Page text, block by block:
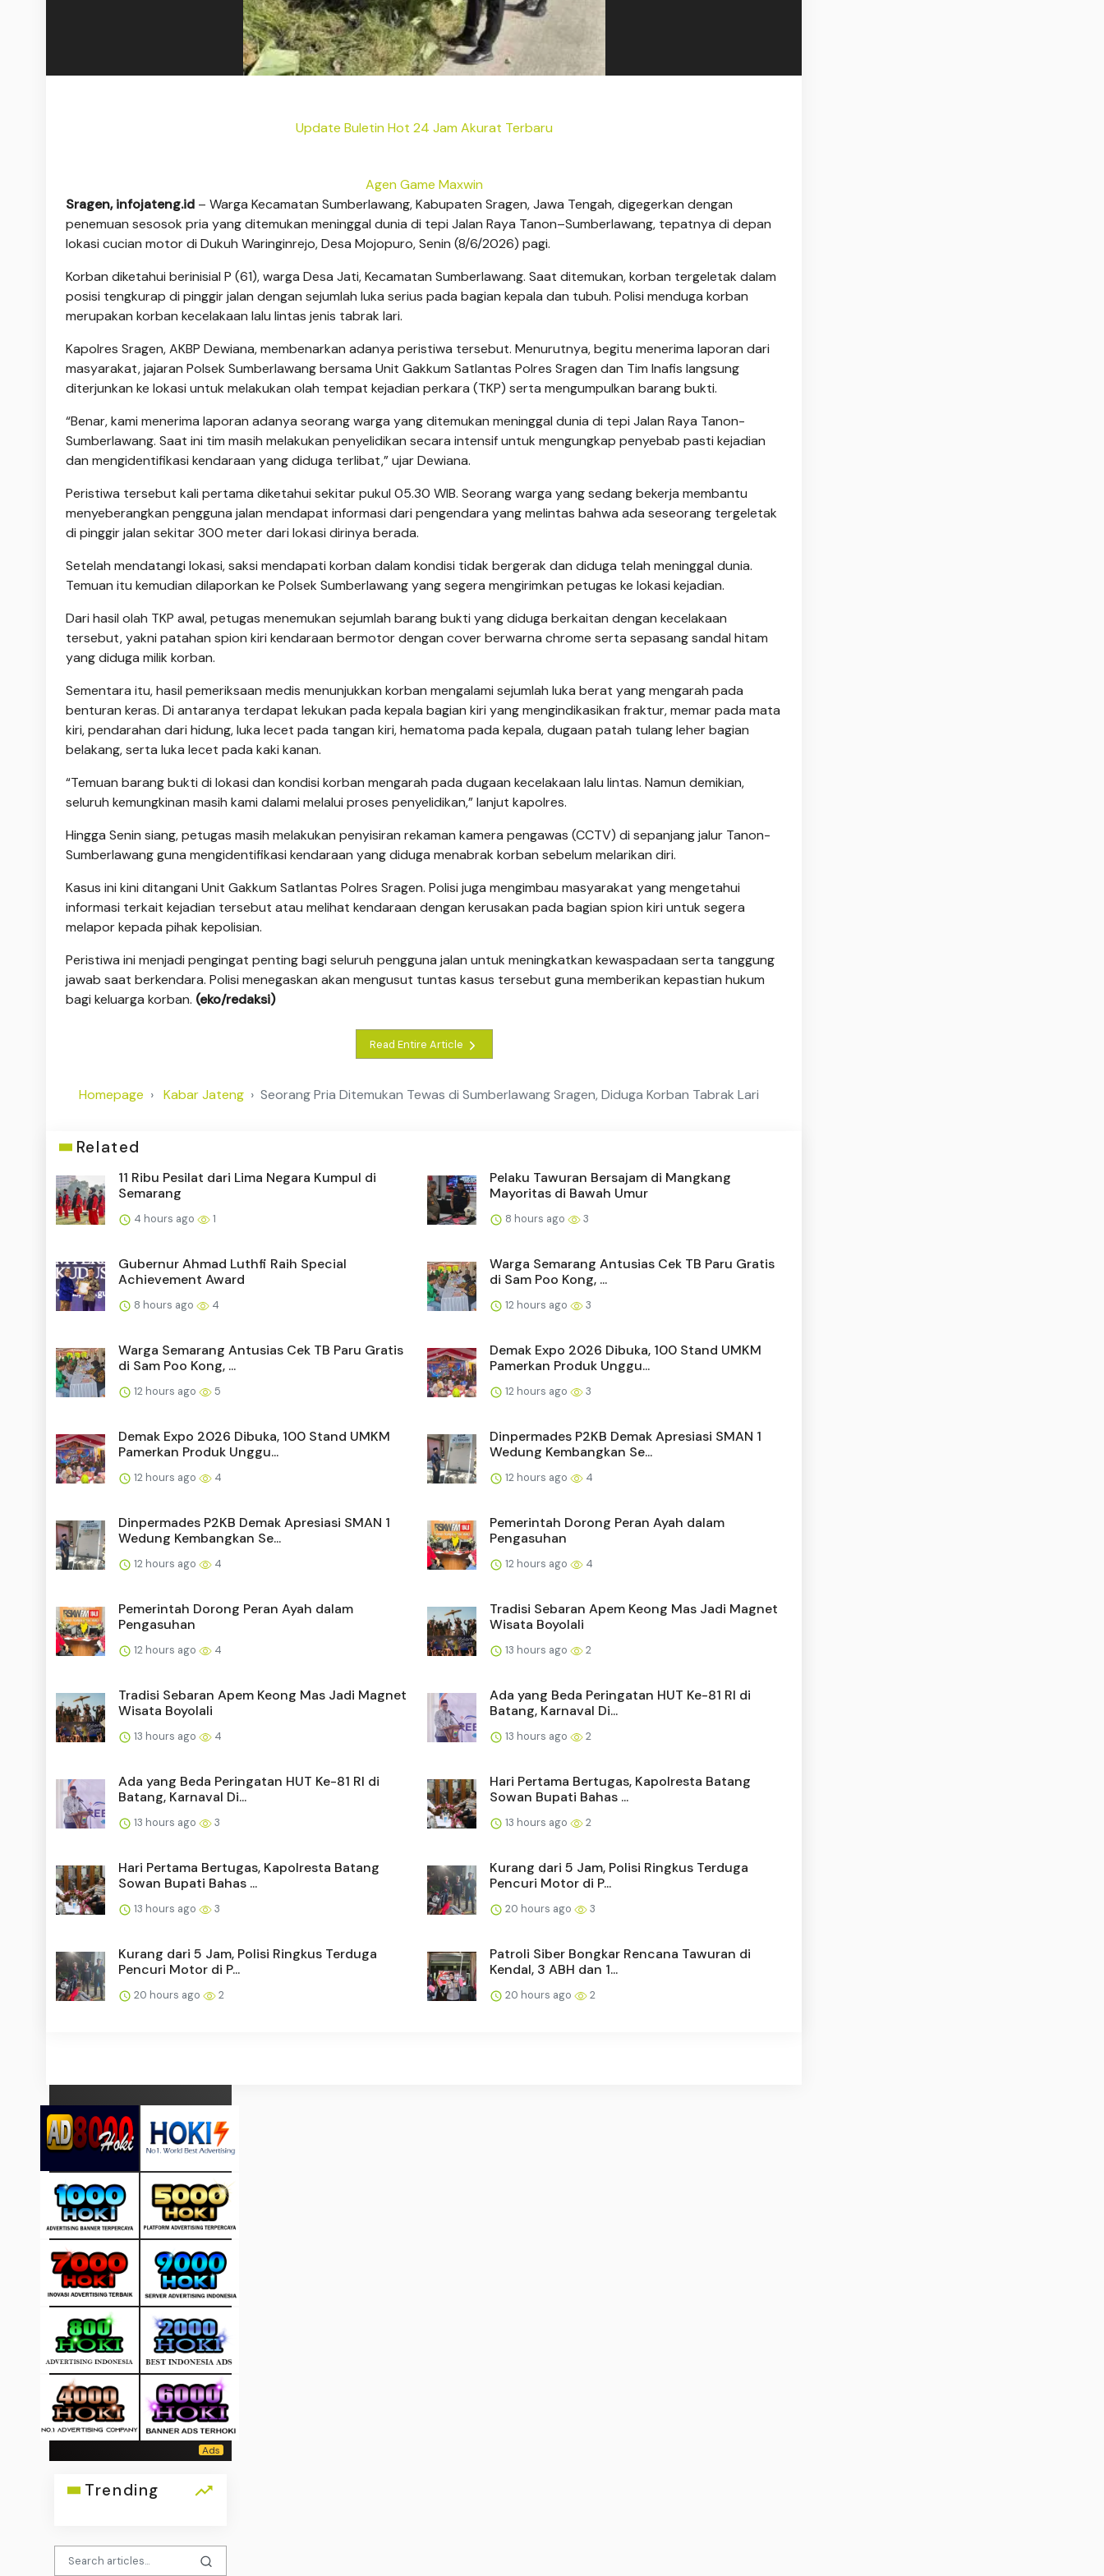
Update Buletin Hot 24 Jam Akurat Terbaru
Agen Game Maxwin
Sragen, infojateng.id – Warga Kecamatan Sumberlawang, Kabupaten Sragen, Jawa Tengah, digegerkan dengan
penemuan sesosok pria yang ditemukan meninggal dunia di tepi Jalan Raya Tanon–Sumberlawang, tepatnya di depan
lokasi cucian motor di Dukuh Waringinrejo, Desa Mojopuro, Senin (8/6/2026) pagi.
Korban diketahui berinisial P (61), warga Desa Jati, Kecamatan Sumberlawang. Saat ditemukan, korban tergeletak dalam
posisi tengkurap di pinggir jalan dengan sejumlah luka serius pada bagian kepala dan tubuh. Polisi menduga korban
merupakan korban kecelakaan lalu lintas jenis tabrak lari.
Kapolres Sragen, AKBP Dewiana, membenarkan adanya peristiwa tersebut. Menurutnya, begitu menerima laporan dari
masyarakat, jajaran Polsek Sumberlawang bersama Unit Gakkum Satlantas Polres Sragen dan Tim Inafis langsung
diterjunkan ke lokasi untuk melakukan olah tempat kejadian perkara (TKP) serta mengumpulkan barang bukti.
“Benar, kami menerima laporan adanya seorang warga yang ditemukan meninggal dunia di tepi Jalan Raya Tanon-
Sumberlawang. Saat ini tim masih melakukan penyelidikan secara intensif untuk mengungkap penyebab pasti kejadian
dan mengidentifikasi kendaraan yang diduga terlibat,” ujar Dewiana.
Peristiwa tersebut kali pertama diketahui sekitar pukul 05.30 WIB. Seorang warga yang sedang bekerja membantu
menyeberangkan pengguna jalan mendapat informasi dari pengendara yang melintas bahwa ada seseorang tergeletak
di pinggir jalan sekitar 300 meter dari lokasi dirinya berada.
Setelah mendatangi lokasi, saksi mendapati korban dalam kondisi tidak bergerak dan diduga telah meninggal dunia.
Temuan itu kemudian dilaporkan ke Polsek Sumberlawang yang segera mengirimkan petugas ke lokasi kejadian.
Dari hasil olah TKP awal, petugas menemukan sejumlah barang bukti yang diduga berkaitan dengan kecelakaan
tersebut, yakni patahan spion kiri kendaraan bermotor dengan cover berwarna chrome serta sepasang sandal hitam
yang diduga milik korban.
Sementara itu, hasil pemeriksaan medis menunjukkan korban mengalami sejumlah luka berat yang mengarah pada
benturan keras. Di antaranya terdapat lekukan pada kepala bagian kiri yang mengindikasikan fraktur, memar pada mata
kiri, pendarahan dari hidung, luka lecet pada tangan kiri, hematoma pada kepala, dugaan patah tulang leher bagian
belakang, serta luka lecet pada kaki kanan.
“Temuan barang bukti di lokasi dan kondisi korban mengarah pada dugaan kecelakaan lalu lintas. Namun demikian,
seluruh kemungkinan masih kami dalami melalui proses penyelidikan,” lanjut kapolres.
Hingga Senin siang, petugas masih melakukan penyisiran rekaman kamera pengawas (CCTV) di sepanjang jalur Tanon-
Sumberlawang guna mengidentifikasi kendaraan yang diduga menabrak korban sebelum melarikan diri.
Kasus ini kini ditangani Unit Gakkum Satlantas Polres Sragen. Polisi juga mengimbau masyarakat yang mengetahui
informasi terkait kejadian tersebut atau melihat kendaraan dengan kerusakan pada bagian spion kiri untuk segera
melapor kepada pihak kepolisian.
Peristiwa ini menjadi pengingat penting bagi seluruh pengguna jalan untuk meningkatkan kewaspadaan serta tanggung
jawab saat berkendara. Polisi menegaskan akan mengusut tuntas kasus tersebut guna memberikan kepastian hukum
bagi keluarga korban. (eko/redaksi)
Read Entire Article
Homepage Kabar Jateng Seorang Pria Ditemukan Tewas di Sumberlawang Sragen, Diduga Korban Tabrak Lari
Related
11 Ribu Pesilat dari Lima Negara Kumpul di
Semarang
4 hours ago 1
Pelaku Tawuran Bersajam di Mangkang
Mayoritas di Bawah Umur
8 hours ago 3
Gubernur Ahmad Luthfi Raih Special
Achievement Award
8 hours ago 4
Warga Semarang Antusias Cek TB Paru Gratis
di Sam Poo Kong, ...
12 hours ago 3
Warga Semarang Antusias Cek TB Paru Gratis
di Sam Poo Kong, ...
12 hours ago 5
Demak Expo 2026 Dibuka, 100 Stand UMKM
Pamerkan Produk Unggu...
12 hours ago 3
Demak Expo 2026 Dibuka, 100 Stand UMKM
Pamerkan Produk Unggu...
12 hours ago 4
Dinpermades P2KB Demak Apresiasi SMAN 1
Wedung Kembangkan Se...
12 hours ago 4
Dinpermades P2KB Demak Apresiasi SMAN 1
Wedung Kembangkan Se...
12 hours ago 4
Pemerintah Dorong Peran Ayah dalam
Pengasuhan
12 hours ago 4
Pemerintah Dorong Peran Ayah dalam
Pengasuhan
12 hours ago 4
Tradisi Sebaran Apem Keong Mas Jadi Magnet
Wisata Boyolali
13 hours ago 2
Tradisi Sebaran Apem Keong Mas Jadi Magnet
Wisata Boyolali
13 hours ago 4
Ada yang Beda Peringatan HUT Ke-81 RI di
Batang, Karnaval Di...
13 hours ago 2
Ada yang Beda Peringatan HUT Ke-81 RI di
Batang, Karnaval Di...
13 hours ago 3
Hari Pertama Bertugas, Kapolresta Batang
Sowan Bupati Bahas ...
13 hours ago 2
Hari Pertama Bertugas, Kapolresta Batang
Sowan Bupati Bahas ...
13 hours ago 3
Kurang dari 5 Jam, Polisi Ringkus Terduga
Pencuri Motor di P...
20 hours ago 3
Kurang dari 5 Jam, Polisi Ringkus Terduga
Pencuri Motor di P...
20 hours ago 2
Patroli Siber Bongkar Rencana Tawuran di
Kendal, 3 ABH dan 1...
20 hours ago 2
Trending